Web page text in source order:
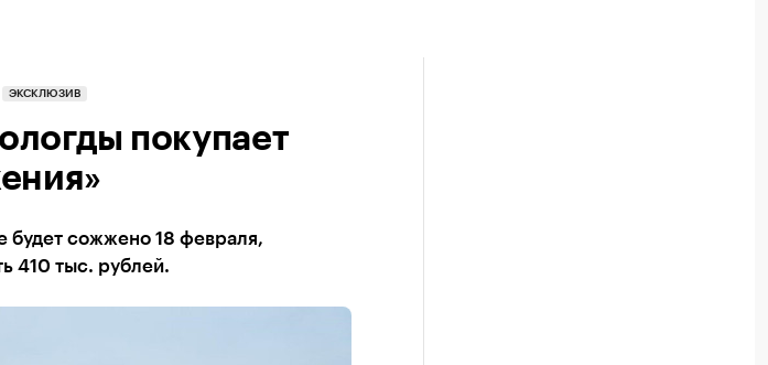
ЭКСКЛЮЗИВ
покупает
будет сожжено 18 февраля,
410 тыс. рублей.